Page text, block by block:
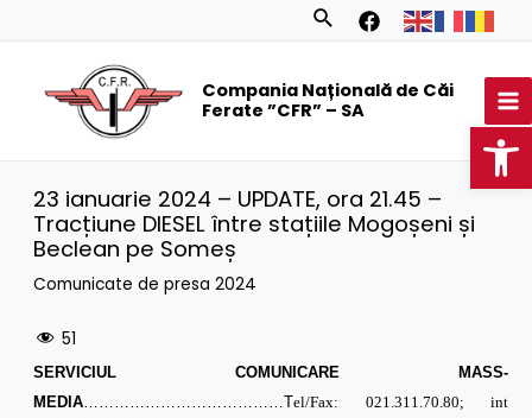
Search
Compania Națională de Căi
Ferate ”CFR” – SA
23 ianuarie 2024 – UPDATE, ora 21.45 –
Tracțiune DIESEL între stațiile Mogoșeni și
Beclean pe Someș
Comunicate de presa 2024
51
SERVICIUL COMUNICARE MASS-
MEDIA…………………………………Tel/Fax: 021.311.70.80; int